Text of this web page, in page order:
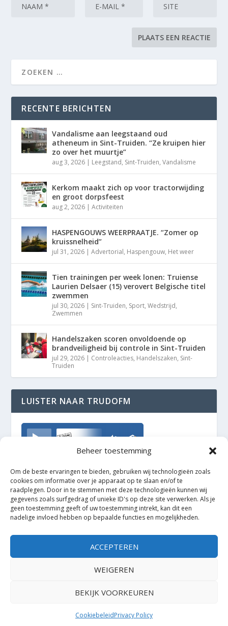
Beheer toestemming
Om de beste ervaringen te bieden, gebruiken wij technologieën zoals
cookies om informatie over je apparaat op te slaan en/of te
raadplegen. Door in te stemmen met deze technologieën kunnen wij
gegevens zoals surfgedrag of unieke ID's op deze site verwerken. Als je
geen toestemming geeft of uw toestemming intrekt, kan dit een
nadelige invloed hebben op bepaalde functies en mogelijkheden.
ACCEPTEREN
WEIGEREN
BEKIJK VOORKEUREN
CookiebeleidPrivacy Policy
RECENTE BERICHTEN
Vandalisme aan leegstaand oud
atheneum in Sint-Truiden. “Ze kruipen hier
zo over het muurtje”
aug 3, 2026 | Leegstand, Sint-Truiden,Vandalisme
Kerkom maakt zich op voor tractorwijding
en groot dorpsfeest
aug 2, 2026 |Activiteiten
HASPENGOUWS WEERPRAATJE. “Zomer op
kruissnelheid”
jul 31, 2026 |Advertorial, Haspengouw, Het weer
Tien trainingen per week lonen: Truiense
Laurien Delsaer (15) verovert Belgische titel
zwemmen
jul 30, 2026 | Sint-Truiden, Sport,Wedstrijd,
Zwemmen
Handelszaken scoren onvoldoende op
brandveiligheid bij controle in Sint-Truiden
jul 29, 2026 | Controleacties, Handelszaken, Sint-
Truiden
LUISTER NAAR TRUDOFM
TrudoFM
Elegant Themes| Mogelijk gemaakt door